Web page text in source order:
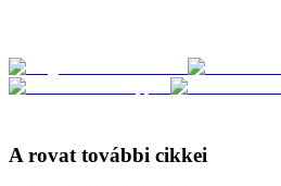
A rovat további cikkei